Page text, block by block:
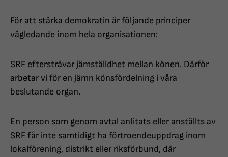
För att stärka demokratin är följande principer
vägledande inom hela organisationen:
SRF eftersträvar jämställdhet mellan könen. Därför
arbetar vi för en jämn könsfördelning i våra
beslutande organ.
En person som genom avtal anlitats eller anställts av
SRF får inte samtidigt ha förtroendeuppdrag inom
lokalförening, distrikt eller riksförbund, där